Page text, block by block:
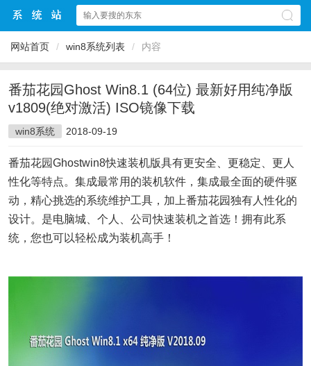
网站首页 / win8系统列表 / 内容
番茄花园Ghost Win8.1 (64位) 最新好用纯净版
v1809(绝对激活) ISO镜像下载
win8系统 2018-09-19
番茄花园Ghostwin8快速装机版具有更安全、更稳定、更人
性化等特点。集成最常用的装机软件，集成最全面的硬件驱
动，精心挑选的系统维护工具，加上番茄花园独有人性化的
设计。是电脑城、个人、公司快速装机之首选！拥有此系
统，您也可以轻松成为装机高手！